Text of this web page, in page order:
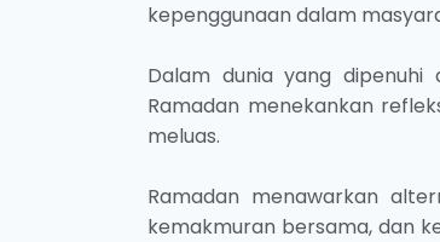
kepenggunaan dalam
Dalam dunia yang
Ramadan menekankan
meluas.
Ramadan menawarkan
kemakmuran bersama, dan